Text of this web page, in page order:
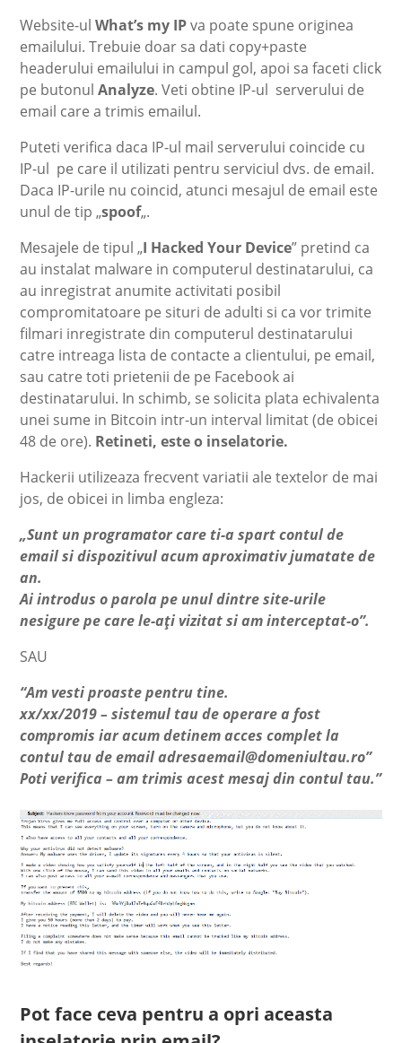
Website-ulWhat’s my IPva poate spune originea
emailului. Trebuie doar sa dati copy+paste
headerului emailului in campul gol, apoi sa faceti click
pe butonulAnalyze. Veti obtine IP-ul serverului de
email care a trimis emailul.
Puteti verifica daca IP-ul mail serverului coincide cu
IP-ul pe care il utilizati pentru serviciul dvs. de email.
Daca IP-urile nu coincid, atunci mesajul de email este
unul de tip „spoof„.
Mesajele de tipul „I Hacked Your Device” pretind ca
au instalat malware in computerul destinatarului, ca
au inregistrat anumite activitati posibil
compromitatoare pe situri de adulti si ca vor trimite
filmari inregistrate din computerul destinatarului
catre intreaga lista de contacte a clientului, pe email,
sau catre toti prietenii de pe Facebook ai
destinatarului. In schimb, se solicita plata echivalenta
unei sume in Bitcoin intr-un interval limitat (de obicei
48 de ore). Retineti, este o inselatorie.
Hackerii utilizeaza frecvent variatii ale textelor de mai
jos, de obicei in limba engleza:
„Sunt un programator care ti-a spart contul de
email si dispozitivul acum aproximativ jumatate de
an.
Ai introdus o parola pe unul dintre site-urile
nesigure pe care le-ați vizitat si am interceptat-o”.
SAU
“Am vesti proaste pentru tine.
xx/xx/2019 – sistemul tau de operare a fost
compromis iar acum detinem acces complet la
contul tau de email adresaemail@domeniultau.ro”
Poti verifica – am trimis acest mesaj din contul tau.”
Pot face ceva pentru a opri aceasta